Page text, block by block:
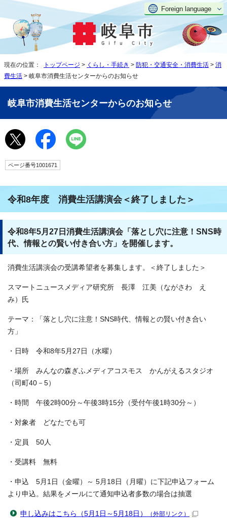
Foreign language
現在の位置： トップページ > くらし・手続き > 防犯・交通安全・消費生活 > 消
費生活 > 岐阜市消費生活センターからのお知らせ
岐阜市消費生活センターからのお知らせ
ページ番号1001671
令和8年度 消費生活講演会＜終了しました＞
令和8年5月27日消費生活講演会「落とし穴に注意！SNS時
代、情報との賢い付き合い方」を開催します。
消費生活講演会の受講希望者を募集します。＜終了しました＞
スマートニュースメディア研究所 長澤 江美（ながさわ え
み）氏
テーマ：「落とし穴に注意！SNS時代、情報との賢い付き合い
方」
・日時 令和8年5月27日（水曜）
・場所 みんなの森ぎふメディアコスモス かんがえるスタジオ
（司町40－5）
・時間 午後2時00分～午後3時15分（受付午後1時30分～）
・対象者 どなたでも可
・定員 50人
・受講料 無料
・申込 5月1日（金曜）～ 5月18日（月曜）に下記申込フォーム
より申込。結果をメールにて通知申込者多数の場合は抽選
申し込みはこちら（5月1日～5月18日） （外部リンク）